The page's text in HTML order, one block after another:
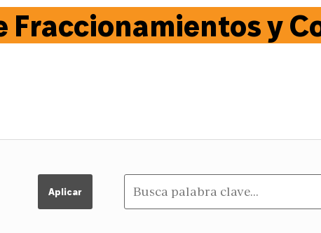
Fraccionamientos y
Aplicar